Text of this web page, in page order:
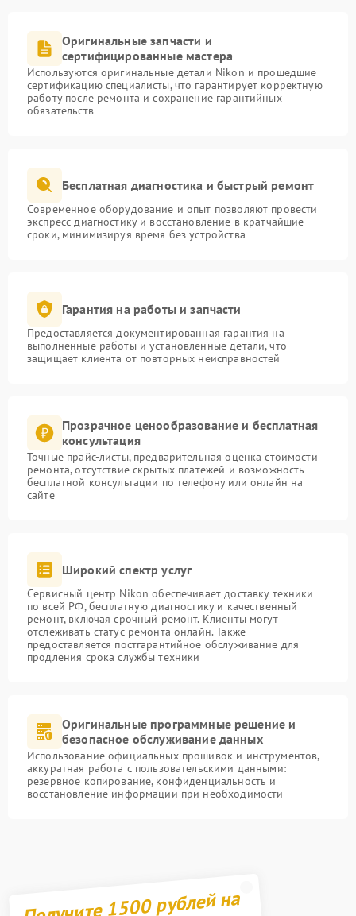
Оригинальные запчасти и
сертифицированные мастера
Используются оригинальные детали Nikon и прошедшие
сертификацию специалисты, что гарантирует корректную
работу после ремонта и сохранение гарантийных
обязательств
Бесплатная диагностика и быстрый ремонт
Современное оборудование и опыт позволяют провести
экспресс-диагностику и восстановление в кратчайшие
сроки, минимизируя время без устройства
Гарантия на работы и запчасти
Предоставляется документированная гарантия на
выполненные работы и установленные детали, что
защищает клиента от повторных неисправностей
Прозрачное ценообразование и бесплатная
консультация
Точные прайс-листы, предварительная оценка стоимости
ремонта, отсутствие скрытых платежей и возможность
бесплатной консультации по телефону или онлайн на
сайте
Широкий спектр услуг
Сервисный центр Nikon обеспечивает доставку техники
по всей РФ, бесплатную диагностику и качественный
ремонт, включая срочный ремонт. Клиенты могут
отслеживать статус ремонта онлайн. Также
предоставляется постгарантийное обслуживание для
продления срока службы техники
Оригинальные программные решение и
безопасное обслуживание данных
Использование официальных прошивок и инструментов,
аккуратная работа с пользовательскими данными:
резервное копирование, конфиденциальность и
восстановление информации при необходимости